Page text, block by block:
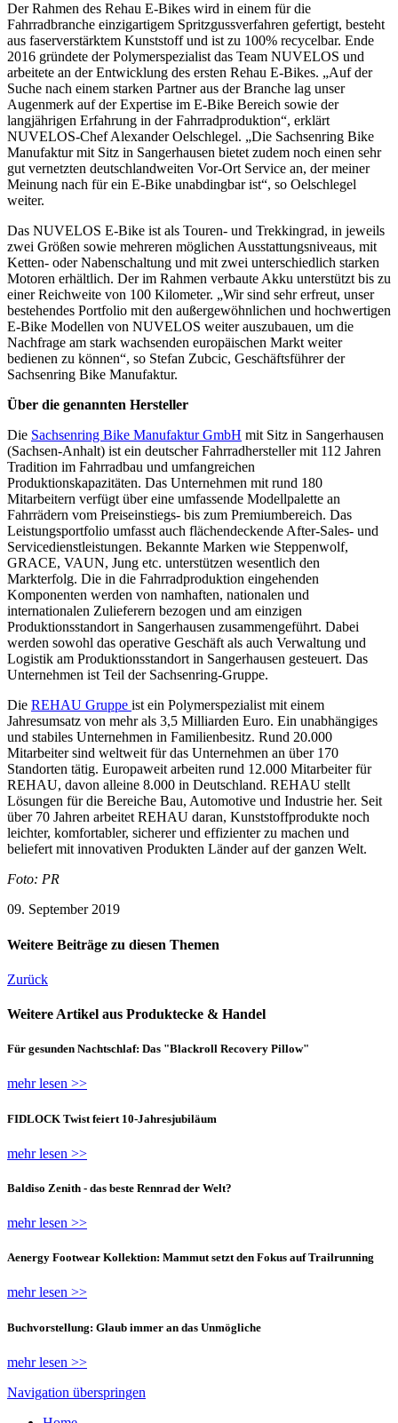
Der Rahmen des Rehau E-Bikes wird in einem für die
Fahrradbranche einzigartigem Spritzgussverfahren gefertigt, besteht
aus faserverstärktem Kunststoff und ist zu 100% recycelbar. Ende
2016 gründete der Polymerspezialist das Team NUVELOS und
arbeitete an der Entwicklung des ersten Rehau E-Bikes. „Auf der
Suche nach einem starken Partner aus der Branche lag unser
Augenmerk auf der Expertise im E-Bike Bereich sowie der
langjährigen Erfahrung in der Fahrradproduktion“, erklärt
NUVELOS-Chef Alexander Oelschlegel. „Die Sachsenring Bike
Manufaktur mit Sitz in Sangerhausen bietet zudem noch einen sehr
gut vernetzten deutschlandweiten Vor-Ort Service an, der meiner
Meinung nach für ein E-Bike unabdingbar ist“, so Oelschlegel
weiter.
Das NUVELOS E-Bike ist als Touren- und Trekkingrad, in jeweils
zwei Größen sowie mehreren möglichen Ausstattungsniveaus, mit
Ketten- oder Nabenschaltung und mit zwei unterschiedlich starken
Motoren erhältlich. Der im Rahmen verbaute Akku unterstützt bis zu
einer Reichweite von 100 Kilometer. „Wir sind sehr erfreut, unser
bestehendes Portfolio mit den außergewöhnlichen und hochwertigen
E-Bike Modellen von NUVELOS weiter auszubauen, um die
Nachfrage am stark wachsenden europäischen Markt weiter
bedienen zu können“, so Stefan Zubcic, Geschäftsführer der
Sachsenring Bike Manufaktur.
Über die genannten Hersteller
Die Sachsenring Bike Manufaktur GmbH mit Sitz in Sangerhausen
(Sachsen-Anhalt) ist ein deutscher Fahrradhersteller mit 112 Jahren
Tradition im Fahrradbau und umfangreichen
Produktionskapazitäten. Das Unternehmen mit rund 180
Mitarbeitern verfügt über eine umfassende Modellpalette an
Fahrrädern vom Preiseinstiegs- bis zum Premiumbereich. Das
Leistungsportfolio umfasst auch flächendeckende After-Sales- und
Servicedienstleistungen. Bekannte Marken wie Steppenwolf,
GRACE, VAUN, Jung etc. unterstützen wesentlich den
Markterfolg. Die in die Fahrradproduktion eingehenden
Komponenten werden von namhaften, nationalen und
internationalen Zulieferern bezogen und am einzigen
Produktionsstandort in Sangerhausen zusammengeführt. Dabei
werden sowohl das operative Geschäft als auch Verwaltung und
Logistik am Produktionsstandort in Sangerhausen gesteuert. Das
Unternehmen ist Teil der Sachsenring-Gruppe.
Die REHAU Gruppe ist ein Polymerspezialist mit einem
Jahresumsatz von mehr als 3,5 Milliarden Euro. Ein unabhängiges
und stabiles Unternehmen in Familienbesitz. Rund 20.000
Mitarbeiter sind weltweit für das Unternehmen an über 170
Standorten tätig. Europaweit arbeiten rund 12.000 Mitarbeiter für
REHAU, davon alleine 8.000 in Deutschland. REHAU stellt
Lösungen für die Bereiche Bau, Automotive und Industrie her. Seit
über 70 Jahren arbeitet REHAU daran, Kunststoffprodukte noch
leichter, komfortabler, sicherer und effizienter zu machen und
beliefert mit innovativen Produkten Länder auf der ganzen Welt.
Foto: PR
09. September 2019
Weitere Beiträge zu diesen Themen
Zurück
Weitere Artikel aus Produktecke & Handel
Für gesunden Nachtschlaf: Das "Blackroll Recovery Pillow"
mehr lesen >>
FIDLOCK Twist feiert 10-Jahresjubiläum
mehr lesen >>
Baldiso Zenith - das beste Rennrad der Welt?
mehr lesen >>
Aenergy Footwear Kollektion: Mammut setzt den Fokus auf Trailrunning
mehr lesen >>
Buchvorstellung: Glaub immer an das Unmögliche
mehr lesen >>
Navigation überspringen